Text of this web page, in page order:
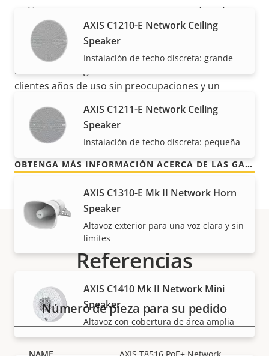
AXIS C1210-E Network Ceiling
Speaker
Instalación de techo discreta: grande
AXIS C1211-E Network Ceiling
Speaker
Instalación de techo discreta: pequeña
AXIS C1310-E Mk II Network Horn
Speaker
Altavoz exterior para una voz clara y sin
límites
AXIS C1410 Mk II Network Mini
Speaker
Altavoz con cobertura de área amplia
cliente con una garantía de 5
años
Nuestra nueva garantía de 5 años brinda a nuestros
clientes años de uso sin preocupaciones y un
la factura, lo que prometemos es exactamente lo
que recibe.
OBTENGA MÁS INFORMACIÓN ACERCA DE LAS GARANTÍAS DE AXIS
Referencias
Número de pieza para su pedido